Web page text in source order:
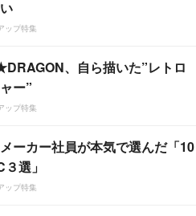
ップ特集
、自ら描いた”レトロ
ー”
ップ特集
ーカー社員が本気で選んだ「10
選」
ップ特集